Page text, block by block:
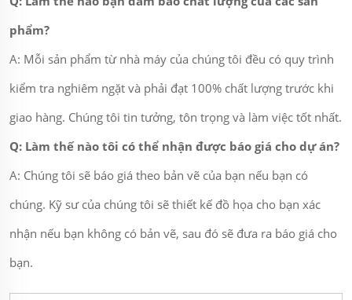
phẩm?
A: Mỗi sản phẩm từ nhà máy của chúng tôi đều có quy trình
kiểm tra nghiêm ngặt và phải đạt 100% chất lượng trước khi
giao hàng. Chúng tôi tin tưởng, tôn trọng và làm việc tốt nhất.
Q: Làm thế nào tôi có thể nhận được báo giá cho dự án?
A: Chúng tôi sẽ báo giá theo bản vẽ của bạn nếu bạn có
chúng. Kỹ sư của chúng tôi sẽ thiết kế đồ họa cho bạn xác
nhận nếu bạn không có bản vẽ, sau đó sẽ đưa ra báo giá cho
bạn.